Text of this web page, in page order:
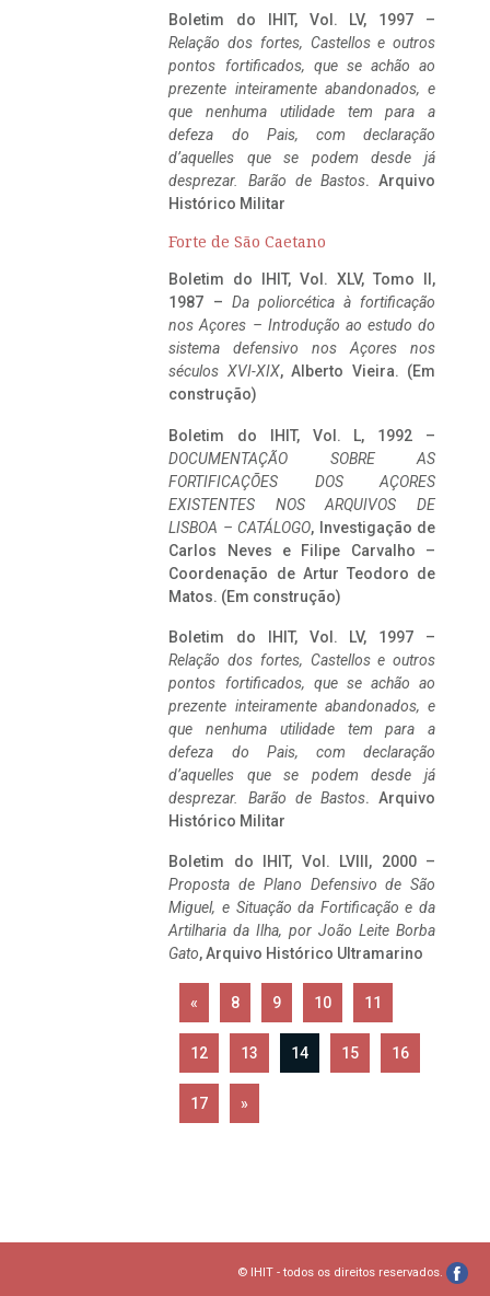
Boletim do IHIT, Vol. LV, 1997 –
Relação dos fortes, Castellos e outros
pontos fortificados, que se achão ao
prezente inteiramente abandonados, e
que nenhuma utilidade tem para a
defeza do Pais, com declaração
d’aquelles que se podem desde já
desprezar. Barão de Bastos. Arquivo
Histórico Militar
Forte de São Caetano
Boletim do IHIT, Vol. XLV, Tomo II,
1987 – Da poliorcética à fortificação
nos Açores – Introdução ao estudo do
sistema defensivo nos Açores nos
séculos XVI-XIX, Alberto Vieira. (Em
construção)
Boletim do IHIT, Vol. L, 1992 –
DOCUMENTAÇÃO SOBRE AS
FORTIFICAÇÕES DOS AÇORES
EXISTENTES NOS ARQUIVOS DE
LISBOA – CATÁLOGO, Investigação de
Carlos Neves e Filipe Carvalho –
Coordenação de Artur Teodoro de
Matos. (Em construção)
Boletim do IHIT, Vol. LV, 1997 –
Relação dos fortes, Castellos e outros
pontos fortificados, que se achão ao
prezente inteiramente abandonados, e
que nenhuma utilidade tem para a
defeza do Pais, com declaração
d’aquelles que se podem desde já
desprezar. Barão de Bastos. Arquivo
Histórico Militar
Boletim do IHIT, Vol. LVIII, 2000 –
Proposta de Plano Defensivo de São
Miguel, e Situação da Fortificação e da
Artilharia da Ilha, por João Leite Borba
Gato, Arquivo Histórico Ultramarino
« 8 9 10 11
12 13 14 15 16
17 »
© IHIT - todos os direitos reservados.